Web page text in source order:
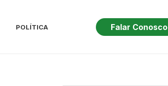
POLÍTICA Falar Conosco